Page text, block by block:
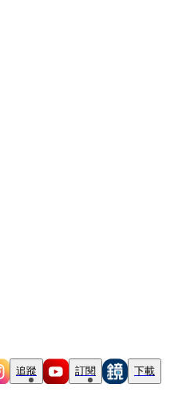
追蹤 訂閱 下載